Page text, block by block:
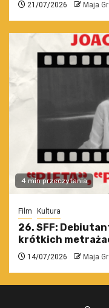
21/07/2026 Maja
4 min przeczytania
Film Kultura
26. SFF:
krótkich
14/07/2026 Maja